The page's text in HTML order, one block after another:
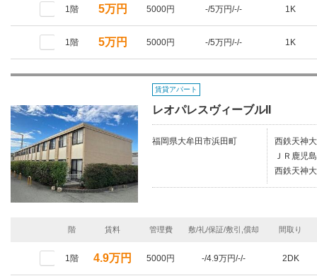
1階 5万円 5000円 -/5万円/-/- 1K
1階 5万円 5000円 -/5万円/-/- 1K
賃貸アパート
レオパレスヴィーブルII
福岡県大牟田市浜田町
西鉄天神
ＪＲ鹿児
西鉄天神
階 賃料 管理費 敷/礼/保証/敷引,償却 間取り
1階 4.9万円 5000円 -/4.9万円/-/- 2DK